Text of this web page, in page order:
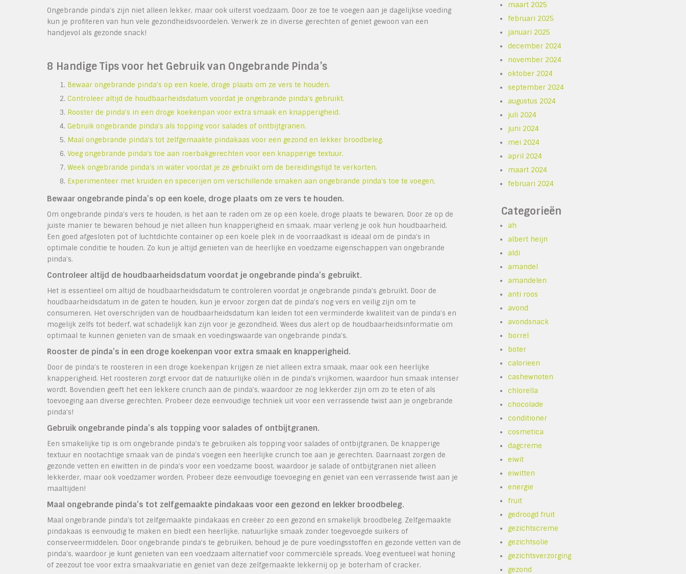
Ongebrande pinda’s zijn niet alleen lekker, maar ook uiterst voedzaam. Door ze toe te voegen aan je dagelijkse voeding
kun je profiteren van hun vele gezondheidsvoordelen. Verwerk ze in diverse gerechten of geniet gewoon van een
handjevol als gezonde snack!
8 Handige Tips voor het Gebruik van Ongebrande Pinda’s
Bewaar ongebrande pinda’s op een koele, droge plaats om ze vers te houden.
Controleer altijd de houdbaarheidsdatum voordat je ongebrande pinda’s gebruikt.
Rooster de pinda’s in een droge koekenpan voor extra smaak en knapperigheid.
Gebruik ongebrande pinda’s als topping voor salades of ontbijtgranen.
Maal ongebrande pinda’s tot zelfgemaakte pindakaas voor een gezond en lekker broodbeleg.
Voeg ongebrande pinda’s toe aan roerbakgerechten voor een knapperige textuur.
Week ongebrande pinda’s in water voordat je ze gebruikt om de bereidingstijd te verkorten.
Experimenteer met kruiden en specerijen om verschillende smaken aan ongebrande pinda’s toe te voegen.
Bewaar ongebrande pinda’s op een koele, droge plaats om ze vers te houden.
Om ongebrande pinda’s vers te houden, is het aan te raden om ze op een koele, droge plaats te bewaren. Door ze op de
juiste manier te bewaren behoud je niet alleen hun knapperigheid en smaak, maar verleng je ook hun houdbaarheid.
Een goed afgesloten pot of luchtdichte container op een koele plek in de voorraadkast is ideaal om de pinda’s in
optimale conditie te houden. Zo kun je altijd genieten van de heerlijke en voedzame eigenschappen van ongebrande
pinda’s.
Controleer altijd de houdbaarheidsdatum voordat je ongebrande pinda’s gebruikt.
Het is essentieel om altijd de houdbaarheidsdatum te controleren voordat je ongebrande pinda’s gebruikt. Door de
houdbaarheidsdatum in de gaten te houden, kun je ervoor zorgen dat de pinda’s nog vers en veilig zijn om te
consumeren. Het overschrijden van de houdbaarheidsdatum kan leiden tot een verminderde kwaliteit van de pinda’s en
mogelijk zelfs tot bederf, wat schadelijk kan zijn voor je gezondheid. Wees dus alert op de houdbaarheidsinformatie om
optimaal te kunnen genieten van de smaak en voedingswaarde van ongebrande pinda’s.
Rooster de pinda’s in een droge koekenpan voor extra smaak en knapperigheid.
Door de pinda’s te roosteren in een droge koekenpan krijgen ze niet alleen extra smaak, maar ook een heerlijke
knapperigheid. Het roosteren zorgt ervoor dat de natuurlijke oliën in de pinda’s vrijkomen, waardoor hun smaak intenser
wordt. Bovendien geeft het een lekkere crunch aan de pinda’s, waardoor ze nog lekkerder zijn om zo te eten of als
toevoeging aan diverse gerechten. Probeer deze eenvoudige techniek uit voor een verrassende twist aan je ongebrande
pinda’s!
Gebruik ongebrande pinda’s als topping voor salades of ontbijtgranen.
Een smakelijke tip is om ongebrande pinda’s te gebruiken als topping voor salades of ontbijtgranen. De knapperige
textuur en nootachtige smaak van de pinda’s voegen een heerlijke crunch toe aan je gerechten. Daarnaast zorgen de
gezonde vetten en eiwitten in de pinda’s voor een voedzame boost, waardoor je salade of ontbijtgranen niet alleen
lekkerder, maar ook voedzamer worden. Probeer deze eenvoudige toevoeging en geniet van een verrassende twist aan je
maaltijden!
Maal ongebrande pinda’s tot zelfgemaakte pindakaas voor een gezond en lekker broodbeleg.
Maal ongebrande pinda’s tot zelfgemaakte pindakaas en creëer zo een gezond en smakelijk broodbeleg. Zelfgemaakte
pindakaas is eenvoudig te maken en biedt een heerlijke, natuurlijke smaak zonder toegevoegde suikers of
conserveermiddelen. Door ongebrande pinda’s te gebruiken, behoud je de pure voedingsstoffen en gezonde vetten van de
pinda’s, waardoor je kunt genieten van een voedzaam alternatief voor commerciële spreads. Voeg eventueel wat honing
of zeezout toe voor extra smaakvariatie en geniet van deze zelfgemaakte lekkernij op je boterham of cracker.
maart 2025
februari 2025
januari 2025
december 2024
november 2024
oktober 2024
september 2024
augustus 2024
juli 2024
juni 2024
mei 2024
april 2024
maart 2024
februari 2024
Categorieën
ah
albert heijn
aldi
amandel
amandelen
anti roos
avond
avondsnack
borrel
boter
calorieen
cashewnoten
chlorella
chocolade
conditioner
cosmetica
dagcreme
eiwit
eiwitten
energie
fruit
gedroogd fruit
gezichtscreme
gezichtsolie
gezichtsverzorging
gezond